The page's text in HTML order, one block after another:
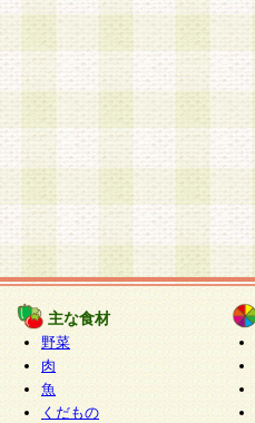
主な食材
野菜
肉
魚
くだもの